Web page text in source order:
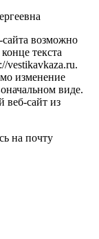
возможно
текста
vestikavkaza.ru.
изменение
виде.
веб-сайт из
на почту